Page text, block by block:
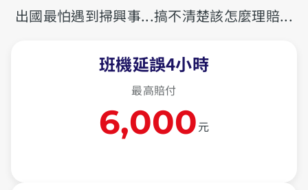
出國最怕遇到掃興事...搞不清楚該怎麼理賠...
班機延誤4小時
最高賠付
6,000元